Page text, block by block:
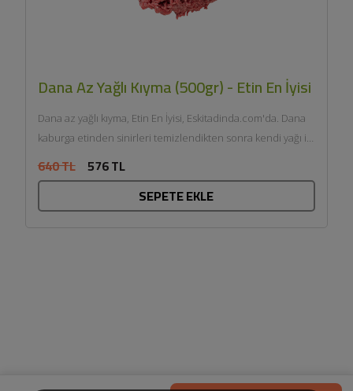
Dana Az Yağlı Kıyma (500gr) - Etin En İyisi
Dana az yağlı kıyma, Etin En İyisi, Eskitadinda.com'da. Dana
kaburga etinden sinirleri temizlendikten sonra kendi yağı ile
640 TL 576 TL
SEPETE EKLE